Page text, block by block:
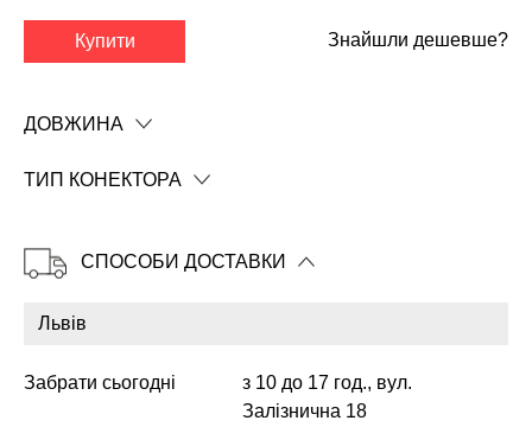
Копіювати
Купити Знайшли дешевше?
ДОВЖИНА
ТИП КОНЕКТОРА
СПОСОБИ ДОСТАВКИ
Забрати сьогодні
з 10 до 17 год., вул.
Залізнична 18